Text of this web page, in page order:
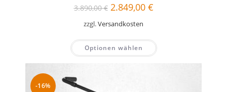
3.890,00€ Ursprünglicher
Preis
war:
3.890,00 €
2.849,00 €Aktueller
Preis
zzgl.Versandkosten
Optionen wählen
-16%